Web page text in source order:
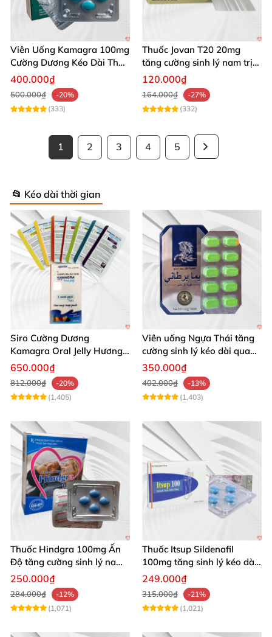
Viên Uống Kamagra 100mg
Cường Dương Kéo Dài Thời
Gian
400.000₫
500.000₫
-20%
(333)
Thuốc Jovan T20 20mg
tăng cường sinh lý nam trị
xuất tinh sớm hiệu quả
120.000₫
164.000₫
-27%
(332)
1 2 3 4 5
📂 Kéo dài thời gian
Siro Cường Dương
Kamagra Oral Jelly Hương
Trái Cây Một Hộp 7 Gói
650.000₫
812.000₫
-20%
(1,405)
Viên uống Ngựa Thái tăng
cường sinh lý kéo dài quan
hệ
350.000₫
402.000₫
-13%
(1,403)
Thuốc Hindgra 100mg Ấn
Độ tăng cường sinh lý nam
hindgra-100 chống xts
cương dương
250.000₫
284.000₫
-12%
(1,071)
Thuốc Itsup Sildenafil
100mg tăng sinh lý kéo dài
quan hệ nam giới
249.000₫
315.000₫
-21%
(1,021)